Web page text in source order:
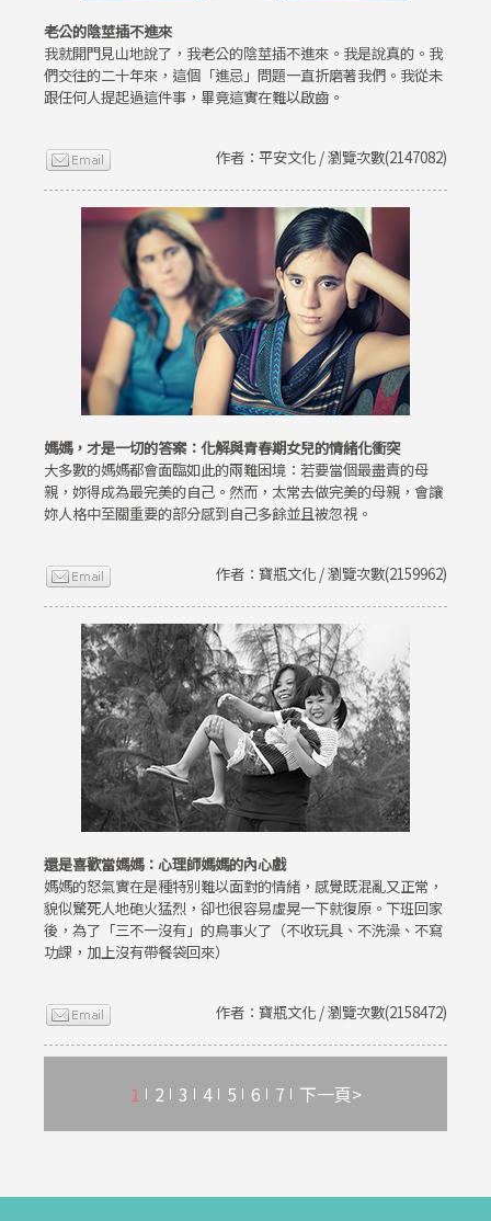
老公的陰莖插不進來
我就開門見山地說了，我老公的陰莖插不進來。我是說真的。我
們交往的二十年來，這個「進忌」問題一直折磨著我們。我從未
跟任何人提起過這件事，畢竟這實在難以啟齒。
作者：平安文化 / 瀏覽次數(2147082)
媽媽，才是一切的答案：化解與青春期女兒的情緒化衝突
大多數的媽媽都會面臨如此的兩難困境：若要當個最盡責的母
親，妳得成為最完美的自己。然而，太常去做完美的母親，會讓
妳人格中至關重要的部分感到自己多餘並且被忽視。
作者：寶瓶文化 / 瀏覽次數(2159962)
還是喜歡當媽媽：心理師媽媽的內心戲
媽媽的怒氣實在是種特別難以面對的情緒，感覺既混亂又正常，
貌似驚死人地砲火猛烈，卻也很容易虛晃一下就復原。下班回家
後，為了「三不一沒有」的鳥事火了（不收玩具、不洗澡、不寫
功課，加上沒有帶餐袋回來）
作者：寶瓶文化 / 瀏覽次數(2158472)
1 2 3 4 5 6 7 下一頁>